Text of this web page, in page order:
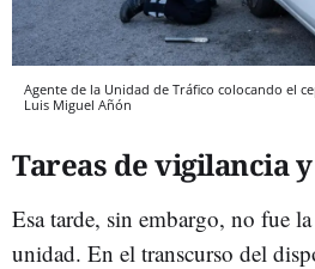
Agente de la Unidad de Tráfico colocando el
Luis Miguel Añón
Tareas de vigilancia
Esa tarde, sin embargo, no fue
unidad. En el transcurso del